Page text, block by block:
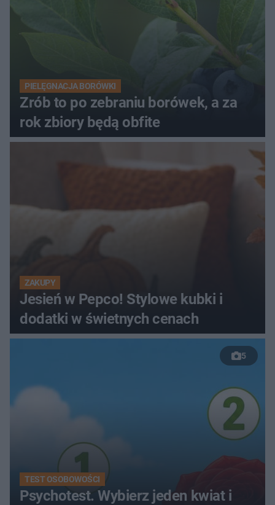
PIELĘGNACJA BORÓWKI
Zrób to po zebraniu borówek, a za
rok zbiory będą obfite
ZAKUPY
Jesień w Pepco! Stylowe kubki i
dodatki w świetnych cenach
5
TEST OSOBOWOŚCI
Psychotest. Wybierz jeden kwiat i